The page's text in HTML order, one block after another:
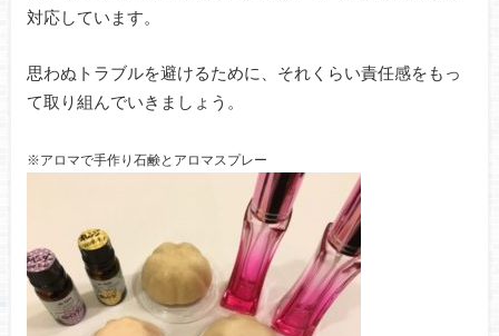
対応しています。
思わぬトラブルを避けるために、それくらい責任感をもっ
て取り組んでいきましょう。
※アロマで手作り石鹸とアロマスプレー